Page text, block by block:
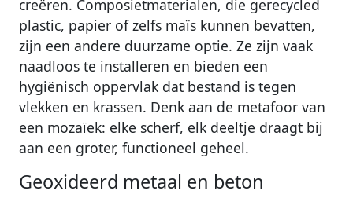
creëren. Composietmaterialen, die gerecycled
plastic, papier of zelfs maïs kunnen bevatten,
zijn een andere duurzame optie. Ze zijn vaak
naadloos te installeren en bieden een
hygiënisch oppervlak dat bestand is tegen
vlekken en krassen. Denk aan de metafoor van
een mozaïek: elke scherf, elk deeltje draagt bij
aan een groter, functioneel geheel.
Geoxideerd metaal en beton